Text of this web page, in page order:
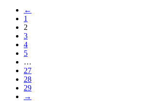
←
1
2
3
4
5
…
27
28
29
→